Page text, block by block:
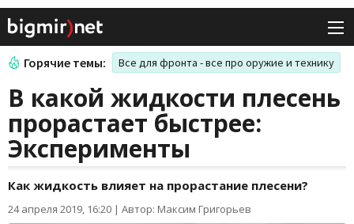
Горячие темы: Все для фронта - все про оружие и технику
В какой жидкости плесень
прорастает быстрее:
Эксперименты
Как жидкость влияет на прорастание плесени?
24 апреля 2019, 16:20 | Автор: Максим Григорьев